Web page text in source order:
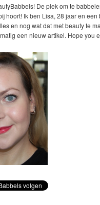
De plek om te
hoort! Ik ben Lisa, 28 jaar en een
en nog wat dat met beauty te
een nieuw artikel. Hope you